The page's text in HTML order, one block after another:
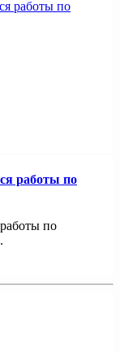
работы по
по